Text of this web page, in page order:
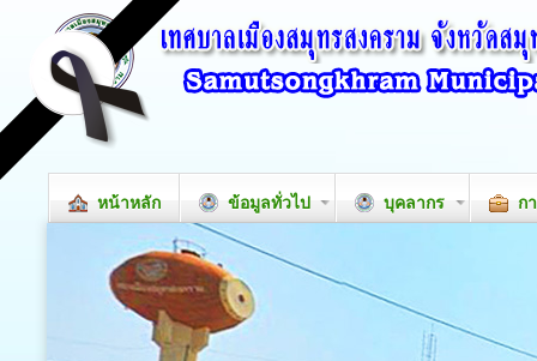
หน้าหลัก ข้อมูลทั่วไป บุคลากร ก